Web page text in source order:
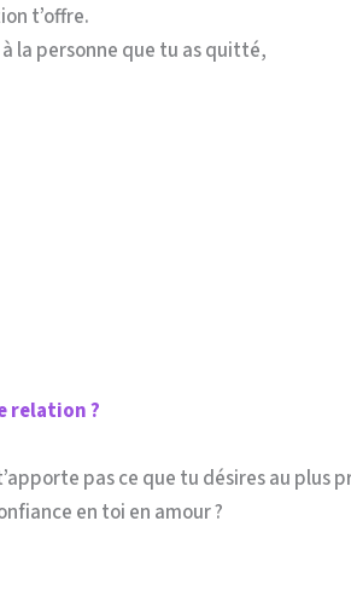
t’offre.
la personne que tu as quitté,
relation ?
pas ce que tu désires au plus
en toi en amour ?